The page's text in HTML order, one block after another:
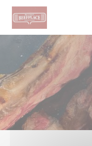
Cookies beheer paneel